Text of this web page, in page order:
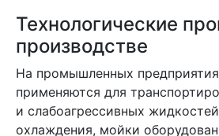
Технологические
производстве
На промышленных
применяются для
и слабоагрессивных
охлаждения, мойки